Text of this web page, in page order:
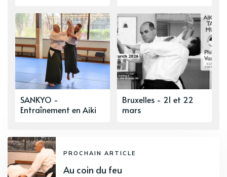
SANKYO -
Entraînement en Aiki
Bruxelles - 21 et 22
mars
PROCHAIN ARTICLE
Au coin du feu